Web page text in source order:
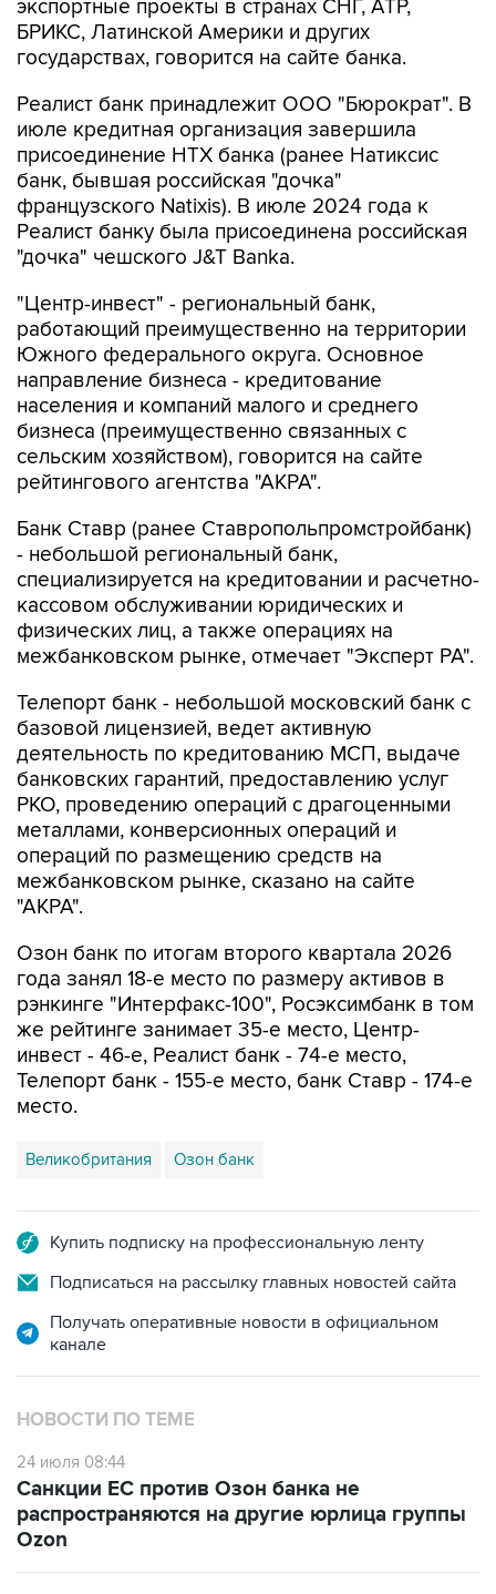
экспортные проекты в странах СНГ, АТР,
БРИКС, Латинской Америки и других
государствах, говорится на сайте банка.
Реалист банк принадлежит ООО "Бюрократ". В
июле кредитная организация завершила
присоединение НТХ банка (ранее Натиксис
банк, бывшая российская "дочка"
французского Natixis). В июле 2024 года к
Реалист банку была присоединена российская
"дочка" чешского J&T Banka.
"Центр-инвест" - региональный банк,
работающий преимущественно на территории
Южного федерального округа. Основное
направление бизнеса - кредитование
населения и компаний малого и среднего
бизнеса (преимущественно связанных с
сельским хозяйством), говорится на сайте
рейтингового агентства "АКРА".
Банк Ставр (ранее Ставропольпромстройбанк)
- небольшой региональный банк,
специализируется на кредитовании и расчетно-
кассовом обслуживании юридических и
физических лиц, а также операциях на
межбанковском рынке, отмечает "Эксперт РА".
Телепорт банк - небольшой московский банк с
базовой лицензией, ведет активную
деятельность по кредитованию МСП, выдаче
банковских гарантий, предоставлению услуг
РКО, проведению операций с драгоценными
металлами, конверсионных операций и
операций по размещению средств на
межбанковском рынке, сказано на сайте
"АКРА".
Озон банк по итогам второго квартала 2026
года занял 18-е место по размеру активов в
рэнкинге "Интерфакс-100", Росэксимбанк в том
же рейтинге занимает 35-е место, Центр-
инвест - 46-е, Реалист банк - 74-е место,
Телепорт банк - 155-е место, банк Ставр - 174-е
место.
Великобритания Озон банк
Купить подписку на профессиональную ленту
Подписаться на рассылку главных новостей сайта
Получать оперативные новости в официальном
канале
НОВОСТИ ПО ТЕМЕ
24 июля 08:44
Санкции ЕС против Озон банка не
распространяются на другие юрлица группы
Ozon